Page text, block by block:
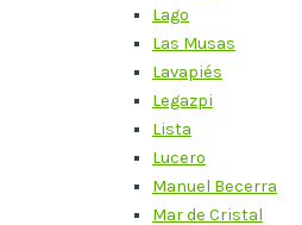
Lago
Las Musas
Lavapiés
Legazpi
Lista
Lucero
Manuel Becerra
Mar de Cristal